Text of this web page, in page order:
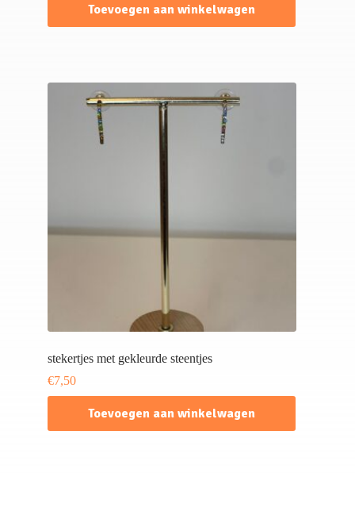
Toevoegen aan winkelwagen
stekertjes met gekleurde steentjes
€7,50
Toevoegen aan winkelwagen